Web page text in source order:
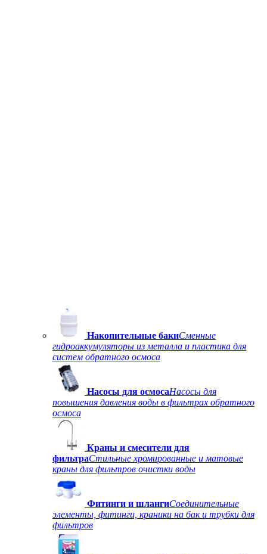
Накопительные бакиСменные
гидроаккумуляторы из металла и пластика для
систем обратного осмоса
Насосы для осмосаНасосы для
повышения давления воды в фильтрах обратного
осмоса
Краны и смесители для
фильтраСтильные хромированные и матовые
краны для фильтров очистки воды
Фитинги и шлангиСоединительные
элементы, фитинги, краники на бак и трубки для
фильтров